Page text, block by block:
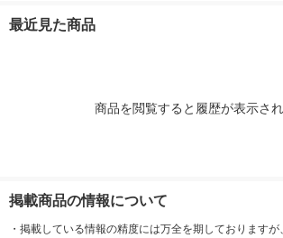
最近見た商品
商品を閲覧すると履歴が表示さ
掲載商品の情報について
・ 掲載している情報の精度には万全を期しておりますが